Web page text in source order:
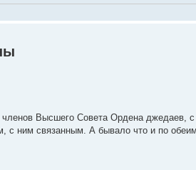
членов Высшего Совета Ордена джедаев,
с ним связанным. А бывало что и по